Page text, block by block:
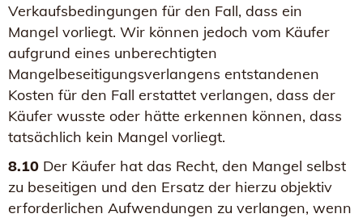
Verkaufsbedingungen für den Fall, dass ein
Mangel vorliegt. Wir können jedoch vom Käufer
aufgrund eines unberechtigten
Mangelbeseitigungsverlangens entstandenen
Kosten für den Fall erstattet verlangen, dass der
Käufer wusste oder hätte erkennen können, dass
tatsächlich kein Mangel vorliegt.
8.10 Der Käufer hat das Recht, den Mangel selbst
zu beseitigen und den Ersatz der hierzu objektiv
erforderlichen Aufwendungen zu verlangen, wenn